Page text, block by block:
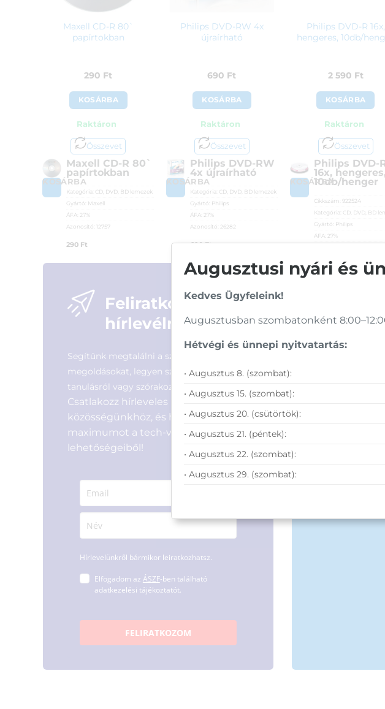
Maxell CD-R 80`
papírtokban
290 Ft
KOSÁRBA
Raktáron
Összevet
KOSÁRBA
Maxell CD-R 80`
papírtokban
Kategória: CD, DVD, BD lemezek
Gyártó: Maxell
ÁFA:
27%
Azonosító: 12757
290 Ft
Philips DVD-RW 4x
újraírható
690 Ft
KOSÁRBA
Raktáron
Összevet
KOSÁRBA
Philips DVD-RW
4x újraírható
Kategória: CD, DVD, BD lemezek
Gyártó: Philips
ÁFA:
27%
Azonosító:
26282
690Ft
Philips DVD-R 16x,
hengeres, 10db/
2 590 Ft
KOSÁRBA
Raktáron
Összevet
KOSÁRBA
Philips DVD-
16x,
10db/henger
Cikkszám: 922524
Kategória: CD, DVD, BD
Gyártó: Philips
ÁFA:
27%
2 590 Ft
Feliratkozás
hírlevélre
Segítünk megtalálni a számodra legjobb
megoldásokat, legyen szó munkáról,
tanulásról vagy szórakozásról!
Csatlakozz hírleveles
közösségünkhöz, és hozd ki a
maximumot a tech-világ
lehetőségeiből!
Hírlevelünkről bármikor leiratkozhatsz.
Elfogadom az ÁSZF-ben található
adatkezelési tájékoztatót.
FELIRATKOZOM
Nagy
50 000 Ft
Augusztusi nyári és
Kedves Ügyfeleink!
Augusztusban szombatonként
Hétvégi és ünnepi nyitvatartás:
• Augusztus 8. (szombat):
• Augusztus 15. (szombat):
• Augusztus 20. (csütörtök):
• Augusztus 21. (péntek):
• Augusztus 22. (szombat):
• Augusztus 29. (szombat):